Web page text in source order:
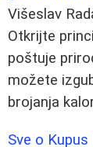
Višeslav
Otkrijte
poštuje
možete
brojanja
Sve o